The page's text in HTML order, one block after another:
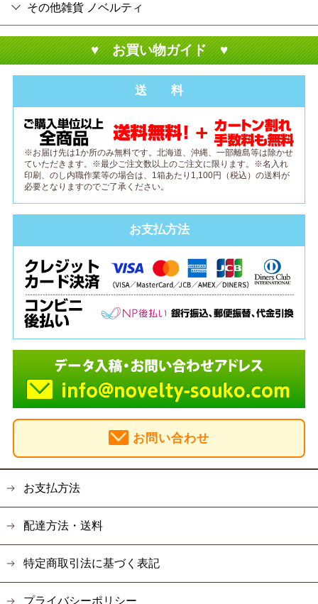
その他雑貨 ノベルティ
♥ お買い物ガイド ♥
送 料
※お届け先は1か所のみ無料です。北海道、沖縄、一部離島等は除かせ
ていただきます。※最少ご注文数以上のご注文に限ります。※名入れ
印刷、のし内職作業等の場合は、1箱あたり1,100円（税込）の送料が
必要となりますのでご了承ください。
お支払方法
お問い合わせ
お支払方法
配達方法・送料
特定商取引法に基づく表記
プライバシーポリシー